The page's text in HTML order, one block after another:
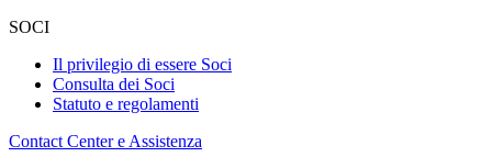
SOCI
Il privilegio di essere Soci
Consulta dei Soci
Statuto e regolamenti
Contact Center e Assistenza